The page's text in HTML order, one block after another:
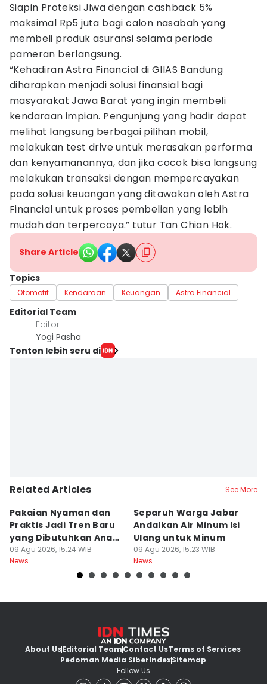
Siapin Proteksi Jiwa dengan cashback 5%
maksimal Rp5 juta bagi calon nasabah yang
membeli produk asuransi selama periode
pameran berlangsung.
“Kehadiran Astra Financial di GIIAS Bandung
diharapkan menjadi solusi finansial bagi
masyarakat Jawa Barat yang ingin membeli
kendaraan impian. Pengunjung yang hadir dapat
melihat langsung berbagai pilihan mobil,
melakukan test drive untuk merasakan performa
dan kenyamanannya, dan jika cocok bisa langsung
melakukan transaksi dengan mempercayakan
pada solusi keuangan yang ditawakan oleh Astra
Financial untuk proses pembelian yang lebih
mudah dan terpercaya.” tutur Tan Chian Hok.
Share Article
Topics
Otomotif Kendaraan Keuangan Astra Financial
Editorial Team
Editor
Yogi Pasha
Tonton lebih seru di
Related Articles See More
Pakaian Nyaman dan
Praktis Jadi Tren Baru
yang Dibutuhkan Anak
Muda
09 Agu 2026, 15:24 WIB
News
Separuh Warga Jabar
Andalkan Air Minum Isi
Ulang untuk Minum
09 Agu 2026, 15:23 WIB
News
About UsEditorial TeamContact UsTerms of Services
Pedoman Media SiberIndexSitemap
Follow Us